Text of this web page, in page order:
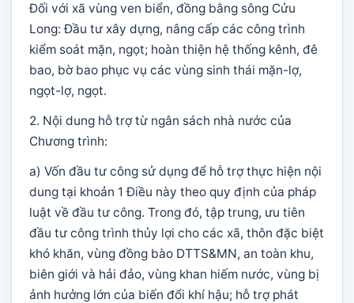
Đối với xã vùng ven biển, đồng bằng sông Cửu
Long: Đầu tư xây dựng, nâng cấp các công trình
kiểm soát mặn, ngọt; hoàn thiện hệ thống kênh, đê
bao, bờ bao phục vụ các vùng sinh thái mặn-lợ,
ngọt-lợ, ngọt.
2. Nội dung hỗ trợ từ ngân sách nhà nước của
Chương trình:
a) Vốn đầu tư công sử dụng để hỗ trợ thực hiện nội
dung tại khoản 1 Điều này theo quy định của pháp
luật về đầu tư công. Trong đó, tập trung, ưu tiên
đầu tư công trình thủy lợi cho các xã, thôn đặc biệt
khó khăn, vùng đồng bào DTTS&MN, an toàn khu,
biên giới và hải đảo, vùng khan hiếm nước, vùng bị
ảnh hưởng lớn của biến đổi khí hậu; hỗ trợ phát